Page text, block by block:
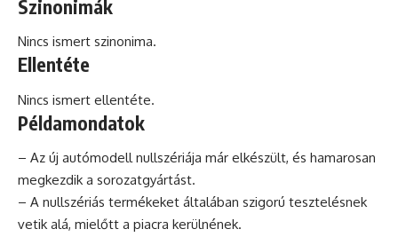
Szinonimák
Nincs ismert szinonima.
Ellentéte
Nincs ismert ellentéte.
Példamondatok
– Az új autómodell nullszériája már elkészült, és hamarosan
megkezdik a sorozatgyártást.
– A nullszériás termékeket általában szigorú tesztelésnek
vetik alá, mielőtt a piacra kerülnének.